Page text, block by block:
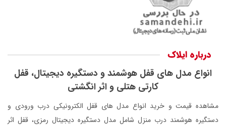
درباره ایلاک
انواع مدل های قفل هوشمند و دستگیره دیجیتال، قفل
کارتی هتلی و اثر انگشتی
مشاهده قیمت و خرید انواع مدل های قفل الکترونیکی درب ورودی و
دستگیره هوشمند درب منزل شامل مدل دستگیره دیجیتال رمزی، قفل اثر